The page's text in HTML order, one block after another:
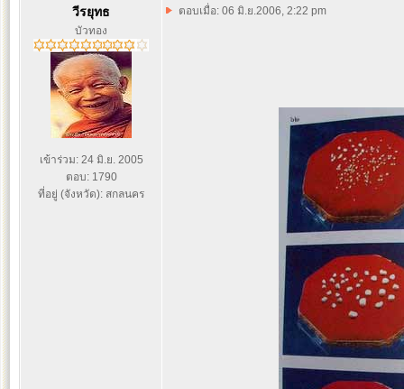
วีรยุทธ
บัวทอง
เข้าร่วม: 24 มิ.ย. 2005
ตอบ: 1790
ที่อยู่ (จังหวัด): สกลนคร
ตอบเมื่อ: 06 มิ.ย.2006, 2:22 pm